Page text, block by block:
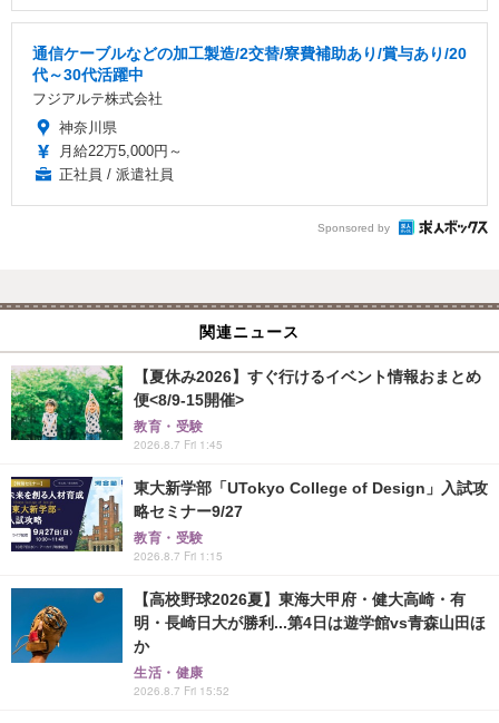
通信ケーブルなどの加工製造/2交替/寮費補助あり/賞与あり/20
代～30代活躍中
フジアルテ株式会社
神奈川県
月給22万5,000円～
正社員 / 派遣社員
Sponsored by
関連ニュース
【夏休み2026】すぐ行けるイベント情報おまとめ
便<8/9-15開催>
教育・受験
2026.8.7 Fri 1:45
東大新学部「UTokyo College of Design」入試攻
略セミナー9/27
教育・受験
2026.8.7 Fri 1:15
【高校野球2026夏】東海大甲府・健大高崎・有
明・長崎日大が勝利...第4日は遊学館vs青森山田ほ
か
生活・健康
2026.8.7 Fri 15:52